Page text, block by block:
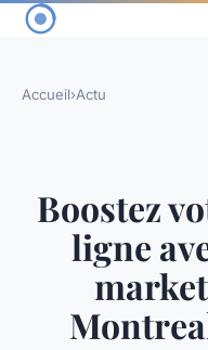
Accueil›Actu
Boostez
ligne